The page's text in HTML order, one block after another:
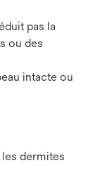
pas la
ou des
intacte ou
dermites